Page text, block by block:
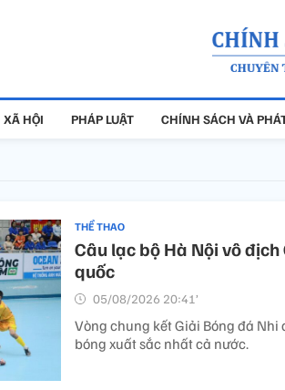
XÃ HỘI PHÁP LUẬT CHÍNH SÁCH VÀ
THỂ THAO
Câu lạc bộ Hà Nội vô
quốc
05/08/2026 20:41’
Vòng chung kết Giải Bóng đá
bóng xuất sắc nhất cả nước.